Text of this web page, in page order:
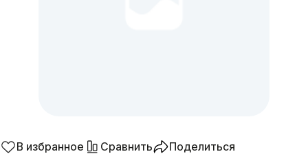
В избранное Сравнить Поделиться